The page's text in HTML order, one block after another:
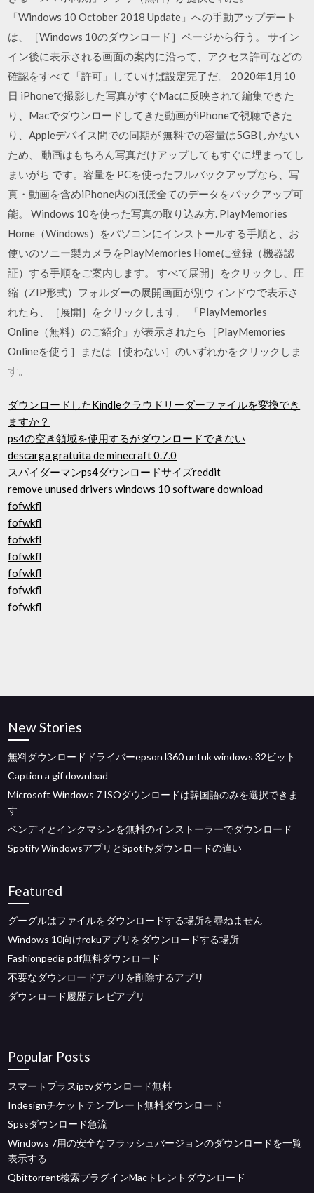
「Windows 10 October 2018 Update」への手動アップデート
は、［Windows 10のダウンロード］ページから行う。 サイン
イン後に表示される画面の案内に沿って、アクセス許可などの
確認をすべて「許可」していけば設定完了だ。 2020年1月10
日 iPhoneで撮影した写真がすぐMacに反映されて編集できた
り、Macでダウンロードしてきた動画がiPhoneで視聴できた
り、Appleデバイス間での同期が 無料での容量は5GBしかない
ため、 動画はもちろん写真だけアップしてもすぐに埋まってし
まいがち です。容量を PCを使ったフルバックアップなら、写
真・動画を含めiPhone内のほぼ全てのデータをバックアップ可
能。 Windows 10を使った写真の取り込み方. PlayMemories
Home（Windows）をパソコンにインストールする手順と、お
使いのソニー製カメラをPlayMemories Homeに登録（機器認
証）する手順をご案内します。 すべて展開］をクリックし、圧
縮（ZIP形式）フォルダーの展開画面が別ウィンドウで表示さ
れたら、［展開］をクリックします。 「PlayMemories
Online（無料）のご紹介」が表示されたら［PlayMemories
Onlineを使う］または［使わない］のいずれかをクリックしま
す。
ダウンロードしたKindleクラウドリーダーファイルを変換でき
ますか？
ps4の空き領域を使用するがダウンロードできない
descarga gratuita de minecraft 0.7.0
スパイダーマンps4ダウンロードサイズreddit
remove unused drivers windows 10 software download
fofwkfl
fofwkfl
fofwkfl
fofwkfl
fofwkfl
fofwkfl
fofwkfl
New Stories
無料ダウンロードドライバーepson l360 untuk windows 32ビット
Caption a gif download
Microsoft Windows 7 ISOダウンロードは韓国語のみを選択できま
す
ベンディとインクマシンを無料のインストーラーでダウンロード
Spotify WindowsアプリとSpotifyダウンロードの違い
Featured
グーグルはファイルをダウンロードする場所を尋ねません
Windows 10向けrokuアプリをダウンロードする場所
Fashionpedia pdf無料ダウンロード
不要なダウンロードアプリを削除するアプリ
ダウンロード履歴テレビアプリ
Popular Posts
スマートプラスiptvダウンロード無料
Indesignチケットテンプレート無料ダウンロード
Spssダウンロード急流
Windows 7用の安全なフラッシュバージョンのダウンロードを一覧
表示する
Qbittorrent検索プラグインMacトレントダウンロード